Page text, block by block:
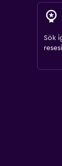
Sök